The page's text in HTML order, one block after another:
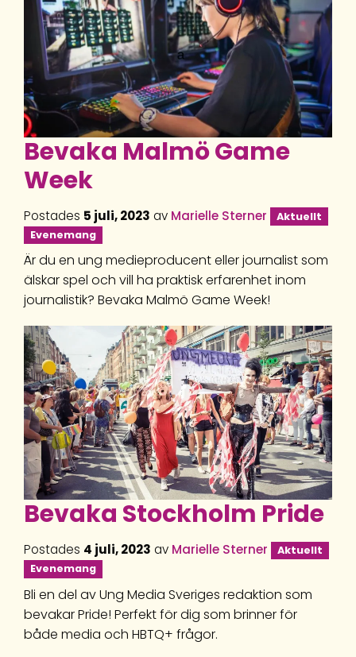
Bevaka Malmö Game
Week
Postades 5 juli, 2023 av Marielle Sterner
Aktuellt
Evenemang
Är du en ung medieproducent eller journalist som
älskar spel och vill ha praktisk erfarenhet inom
journalistik? Bevaka Malmö Game Week!
Bevaka Stockholm Pride
Postades 4 juli, 2023 av Marielle Sterner
Aktuellt
Evenemang
Bli en del av Ung Media Sveriges redaktion som
bevakar Pride! Perfekt för dig som brinner för
både media och HBTQ+ frågor.